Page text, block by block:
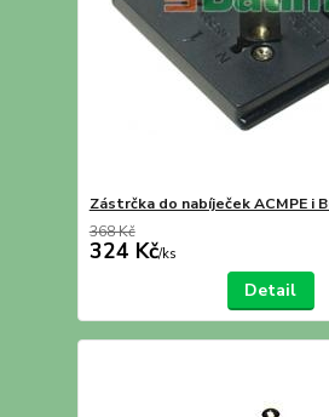
Zástrčka do nabíječek ACMPE i
368 Kč
324 Kč/ks
Detail